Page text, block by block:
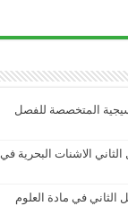
المتخصصة للفصل
رقم 04 الفصل الثاني الاشنات البحرية في
في مادة العلوم